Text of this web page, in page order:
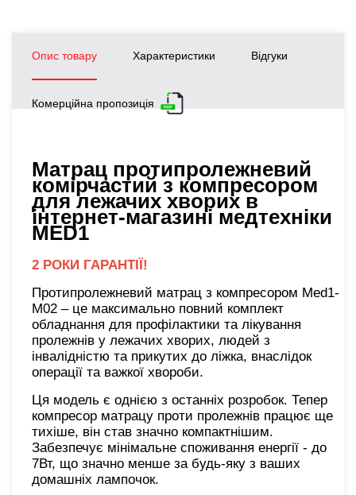
Опис товару Характеристики Відгуки
Комерційна пропозиція
Матрац протипролежневий
комірчастий з компресором
для лежачих хворих в
інтернет-магазині медтехніки
MED1
2 РОКИ ГАРАНТІЇ!
Протипролежневий матрац з компресором Med1-
M02 – це максимально повний комплект
обладнання для профілактики та лікування
пролежнів у лежачих хворих, людей з
інвалідністю та прикутих до ліжка, внаслідок
операції та важкої хвороби.
Ця модель є однією з останніх розробок. Тепер
компресор матрацу проти пролежнів працює ще
тихіше, він став значно компактнішим.
Забезпечує мінімальне споживання енергії - до
7Вт, що значно менше за будь-яку з ваших
домашніх лампочок.